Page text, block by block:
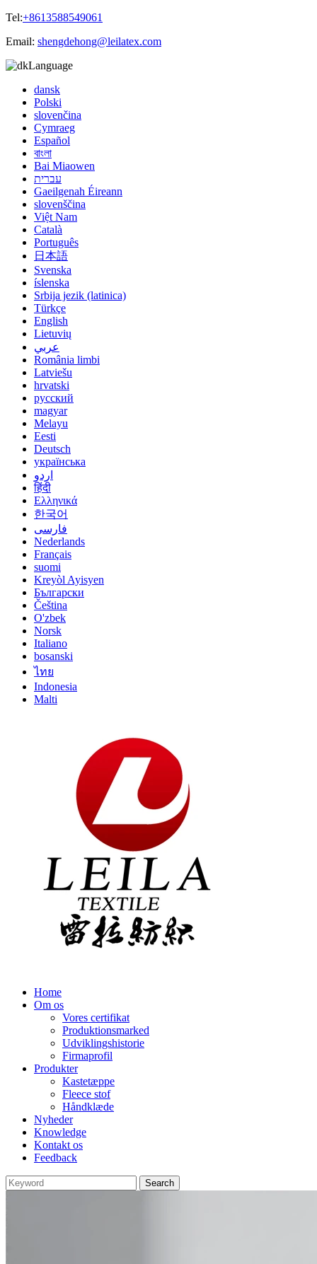
Tel:+8613588549061
Email: shengdehong@leilatex.com
Language
dansk
Polski
slovenčina
Cymraeg
Español
বাংলা
Bai Miaowen
עברית
Gaeilgenah Éireann
slovenščina
Việt Nam
Català
Português
日本語
Svenska
íslenska
Srbija jezik (latinica)
Türkçe
English
Lietuvių
عربي
România limbi
Latviešu
hrvatski
русский
magyar
Melayu
Eesti
Deutsch
українська
اردو
हिंदी
Ελληνικά
한국어
فارسی
Nederlands
Français
suomi
Kreyòl Ayisyen
Български
Čeština
O'zbek
Norsk
Italiano
bosanski
ไทย
Indonesia
Malti
Home
Om os
Vores certifikat
Produktionsmarked
Udviklingshistorie
Firmaprofil
Produkter
Kastetæppe
Fleece stof
Håndklæde
Nyheder
Knowledge
Kontakt os
Feedback